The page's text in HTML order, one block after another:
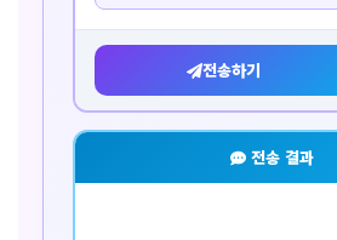
전송하기
전송 결과